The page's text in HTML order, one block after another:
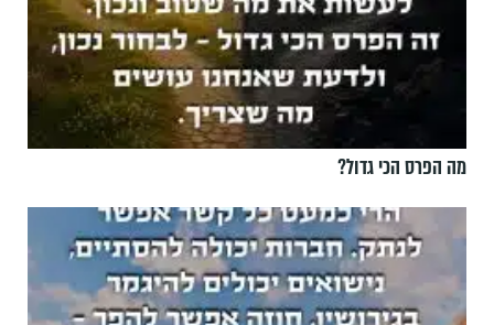
מה הפרס הכי גדול?